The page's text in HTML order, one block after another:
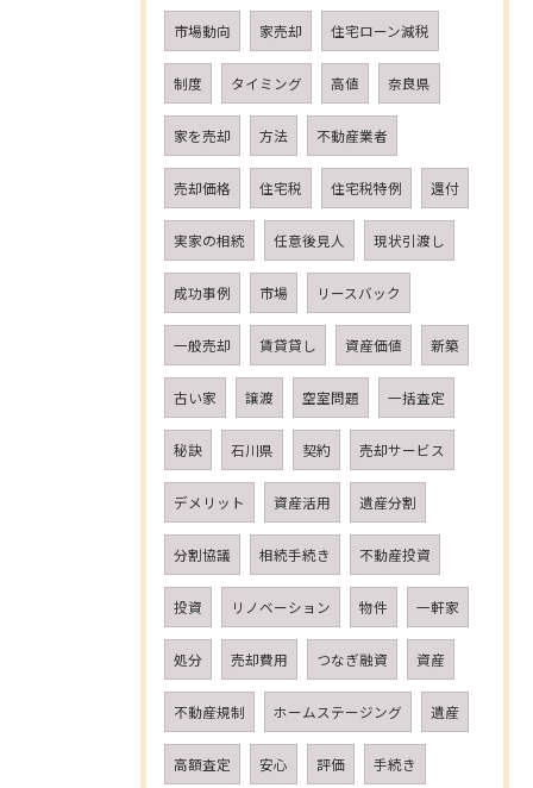
市場動向 家売却 住宅ローン減税
制度 タイミング 高値 奈良県
家を売却 方法 不動産業者
売却価格 住宅税 住宅税特例 還付
実家の相続 任意後見人 現状引渡し
成功事例 市場 リースバック
一般売却 賃貸貸し 資産価値 新築
古い家 譲渡 空室問題 一括査定
秘訣 石川県 契約 売却サービス
デメリット 資産活用 遺産分割
分割協議 相続手続き 不動産投資
投資 リノベーション 物件 一軒家
処分 売却費用 つなぎ融資 資産
不動産規制 ホームステージング 遺産
高額査定 安心 評価 手続き